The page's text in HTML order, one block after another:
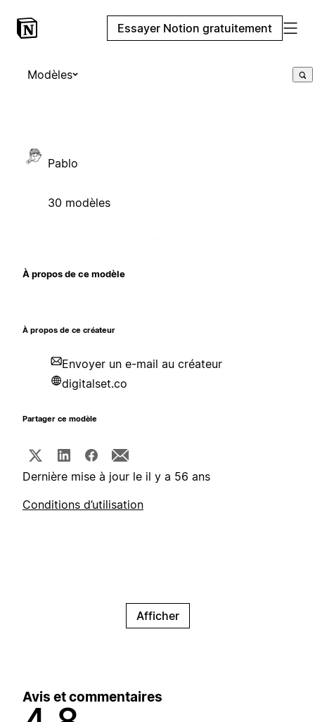
Essayer Notion gratuitement
Modèles
Pablo
30 modèles
À propos de ce modèle
À propos de ce créateur
Envoyer un e-mail au créateur
digitalset.co
Partager ce modèle
Dernière mise à jour le il y a 56 ans
Conditions d’utilisation
Afficher
Avis et commentaires